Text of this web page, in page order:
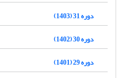
دوره 31 (1403)
دوره 30 (1402)
دوره 29 (1401)